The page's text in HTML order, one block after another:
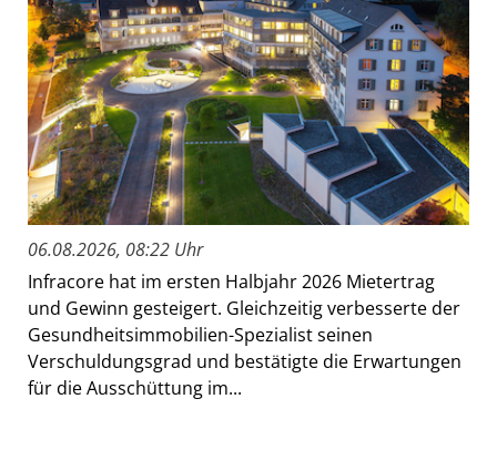
06.08.2026, 08:22 Uhr
Infracore hat im ersten Halbjahr 2026 Mietertrag
und Gewinn gesteigert. Gleichzeitig verbesserte der
Gesundheitsimmobilien-Spezialist seinen
Verschuldungsgrad und bestätigte die Erwartungen
für die Ausschüttung im...